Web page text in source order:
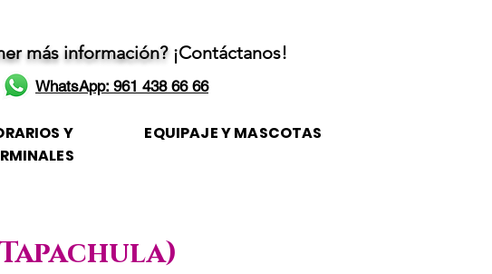
más información? ¡Contáctanos!
WhatsApp: 961 438 66 66
Y
EQUIPAJE Y MASCOTAS